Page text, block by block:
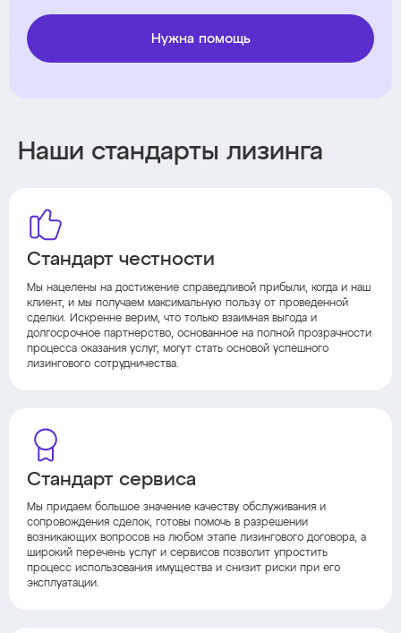
Нужна помощь
Наши стандарты лизинга
Стандарт честности
Мы нацелены на достижение справедливой прибыли, когда и наш
клиент, и мы получаем максимальную пользу от проведенной
сделки. Искренне верим, что только взаимная выгода и
долгосрочное партнерство, основанное на полной прозрачности
процесса оказания услуг, могут стать основой успешного
лизингового сотрудничества.
Стандарт сервиса
Мы придаем большое значение качеству обслуживания и
сопровождения сделок, готовы помочь в разрешении
возникающих вопросов на любом этапе лизингового договора, а
широкий перечень услуг и сервисов позволит упростить
процесс использования имущества и снизит риски при его
эксплуатации.